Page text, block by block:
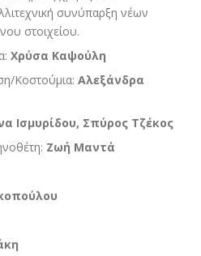
συνύπαρξη νέων
στοιχείου.
Χρύσα Καψούλη
Κοστούμια:Αλεξάνδρα
Ισμυρίδου, Σπύρος Τζέκος
Ζωή Μαντά